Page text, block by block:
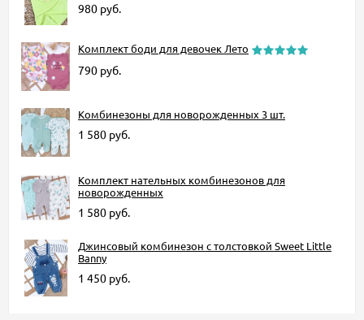
980 руб.
Комплект боди для девочек Лето
790 руб.
Комбинезоны для новорожденных 3 шт.
1 580 руб.
Комплект нательных комбинезонов для
новорожденных
1 580 руб.
Джинсовый комбинезон с толстовкой Sweet Little
Banny
1 450 руб.